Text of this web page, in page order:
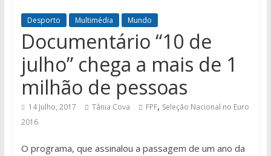
Desporto Multimédia Mundo
Documentário “10 de
julho” chega a mais de 1
milhão de pessoas
14 Julho, 2017 Tânia Cova FPF, Seleção Nacional no Euro
2016
O programa, que assinalou a passagem de um ano da